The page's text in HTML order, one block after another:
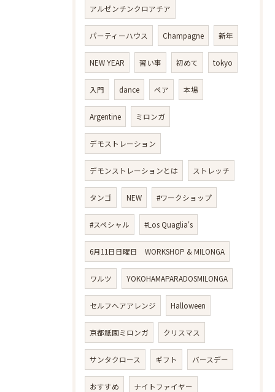
アルゼンチンクロアチア
パーティーハウス Champagne 新年
NEW YEAR 習い事 初めて tokyo
入門 dance ペア 本場
Argentine ミロンガ
デモストレーション
デモンストレーションとは ストレッチ
タンゴ NEW #ワークショップ
#スペシャル #Los Quaglia's
6月11日日曜日 WORKSHOP & MILONGA
ワルツ YOKOHAMAPARADOSMILONGA
セルフヘアアレンジ Halloween
京都祇園ミロンガ クリスマス
サンタクロース ギフト バースデー
おすすめ ナイトファイヤー